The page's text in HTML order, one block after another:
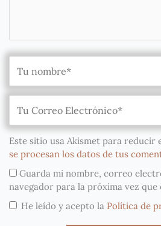
Este sitio usa Akismet para reducir
se procesan los datos de tus
Guarda mi nombre, correo
navegador para la próxima vez que
He leído y acepto la Política de